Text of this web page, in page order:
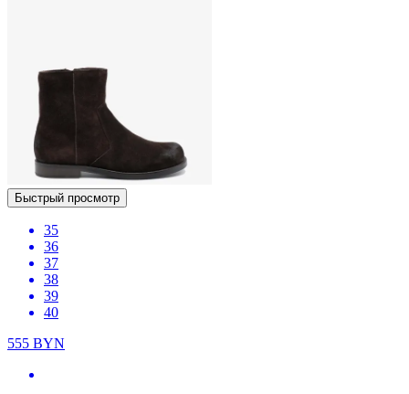
Быстрый просмотр
35
36
37
38
39
40
555 BYN